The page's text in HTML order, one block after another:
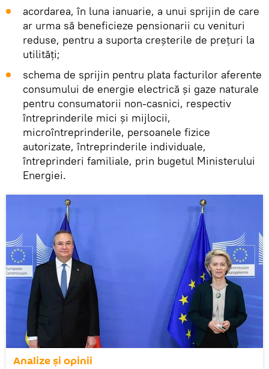
acordarea, în luna ianuarie, a unui sprijin de care
ar urma să beneficieze pensionarii cu venituri
reduse, pentru a suporta creșterile de prețuri la
utilități;
schema de sprijin pentru plata facturilor aferente
consumului de energie electrică și gaze naturale
pentru consumatorii non-casnici, respectiv
întreprinderile mici și mijlocii,
microîntreprinderile, persoanele fizice
autorizate, întreprinderile individuale,
întreprinderi familiale, prin bugetul Ministerului
Energiei.
Analize și opinii